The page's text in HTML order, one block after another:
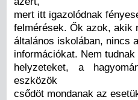
mert itt igazolódnak
felmérések. Ők azok, akik
általános iskolában, nincs
információkat. Nem
helyzeteket, a
eszközök
csődöt mondanak az